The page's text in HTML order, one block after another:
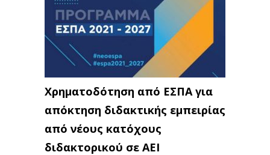
Χρηματοδότηση από ΕΣΠΑ για
απόκτηση διδακτικής εμπειρίας
από νέους κατόχους
διδακτορικού σε ΑΕΙ